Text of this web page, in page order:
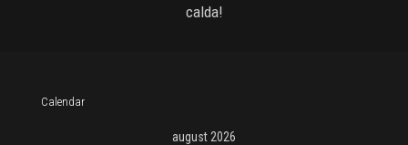
calda!
Calendar
august 2026